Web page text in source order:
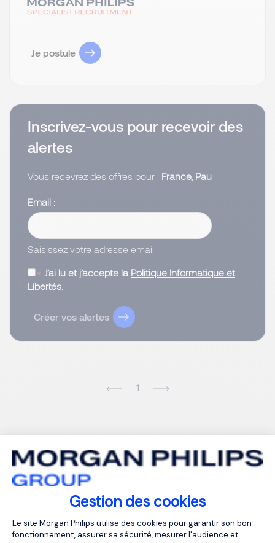
Gestion des cookies
Plateforme de Gestion du
Le site Morgan Philips utilise des cookies pour garantir son bon
fonctionnement, assurer sa sécurité, mesurer l'audience et
Je postule
Inscrivez-vous pour recevoir des
alertes
Vous recevrez des offres pour : France, Pau
Email
Saisissez votre adresse email
J’ai lu et j’accepte la Politique Informatique et
Libertés.
Créer vos alertes
1